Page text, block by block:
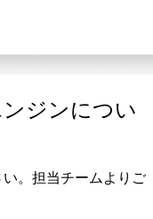
ジンについ
。担当チームよりご